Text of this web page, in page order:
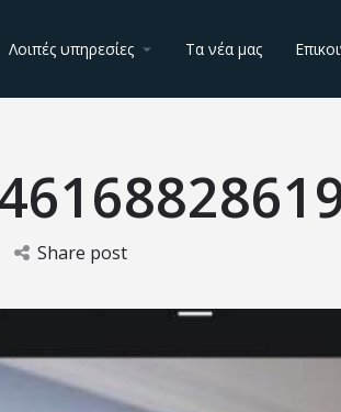
Λοιπές υπηρεσίες Τα νέα μας
Share post